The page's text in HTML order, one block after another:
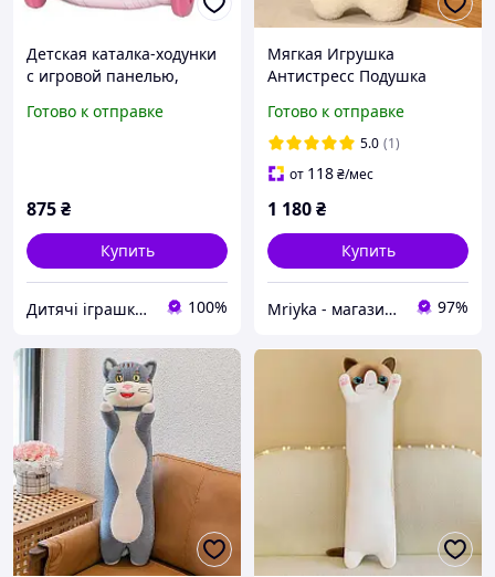
Детская каталка-ходунки
с игровой панелью,
сортер, часы, в коробке
Готово к отправке
875₴
Купить
Дитячі іграшки ArNiktoys 100%
Мягкая Игрушка
Антистресс Подушка
Готово к отправке
5.0 (1)
от 118₴/мес
1 180₴
Купить
Mriyka - магазин товаров для дома и подарков 97%